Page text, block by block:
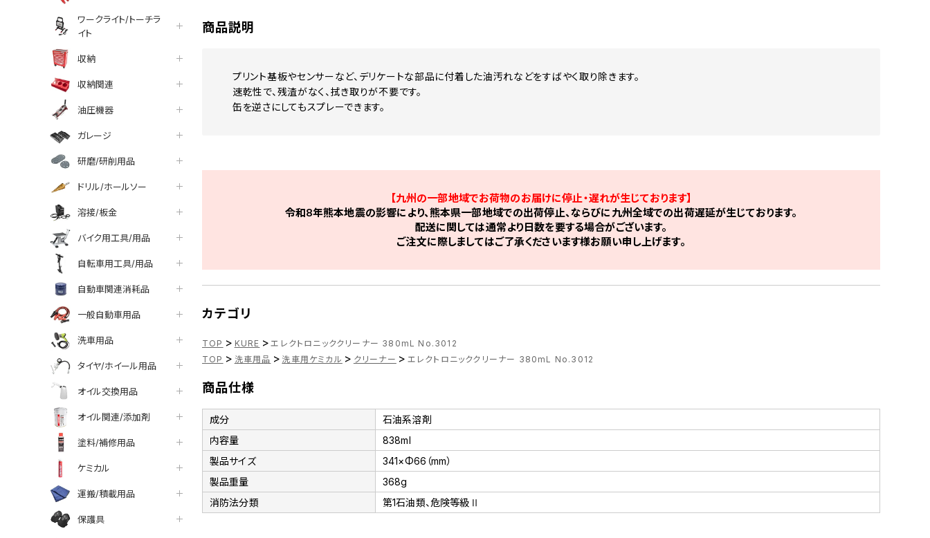
ワークライト/トーチラ
イト
収納
収納関連
油圧機器
ガレージ
研磨/研削用品
ドリル/ホールソー
溶接/板金
バイク用工具/用品
自転車用工具/用品
自動車関連消耗品
一般自動車用品
洗車用品
タイヤ/ホイール用品
オイル交換用品
オイル関連/添加剤
塗料/補修用品
ケミカル
運搬/積載用品
保護具
商品説明
プリント基板やセンサーなど、デリケートな部品に付着した油汚れなどをすばやく取り除きます。
速乾性で、残渣がなく、拭き取りが不要です。
缶を逆さにしてもスプレーできます。
【九州の一部地域でお荷物のお届けに停止・遅れが生じております】
令和8年熊本地震の影響により、熊本県一部地域での出荷停止、ならびに九州全域での出荷遅延が生じております。
配送に関しては通常より日数を要する場合がございます。
ご注文に際しましてはご了承くださいます様お願い申し上げます。
カテゴリ
TOP > KURE > エレクトロニッククリーナー 380mL No.3012
TOP > 洗車用品 > 洗車用ケミカル > クリーナー > エレクトロニッククリーナー 380mL No.3012
商品仕様
成分
石油系溶剤
内容量
838ml
製品サイズ
341×Φ66（mm）
製品重量
368g
消防法分類
第1石油類、危険等級Ⅱ